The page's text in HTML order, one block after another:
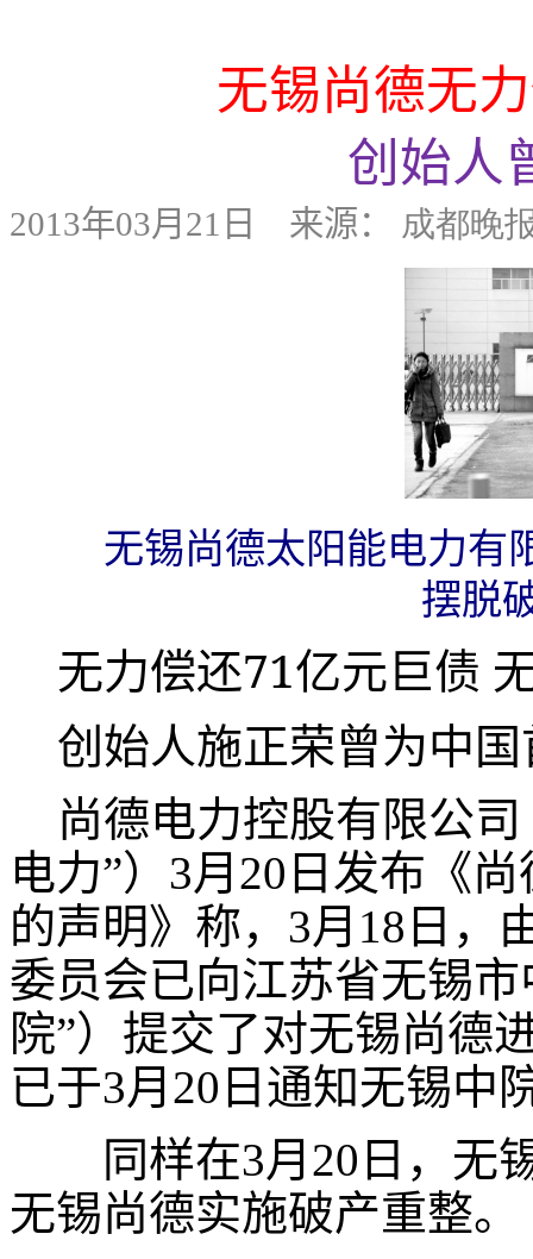
无锡尚德无
创始人
2013年03月 21 日 来源： 成都晚
无锡尚德太阳能电力有
摆脱
无力偿还71亿元巨债
创始人施正荣曾为中
尚德电力控股有限公
电力”） 3月 20 日发布《
的声明》称， 3月 18 日，
委员会已向江苏省无锡
院”）提交了对无锡尚德
已于3月 20 日通知无锡中
同样在3月 20 日，无
无锡尚德实施破产重整。